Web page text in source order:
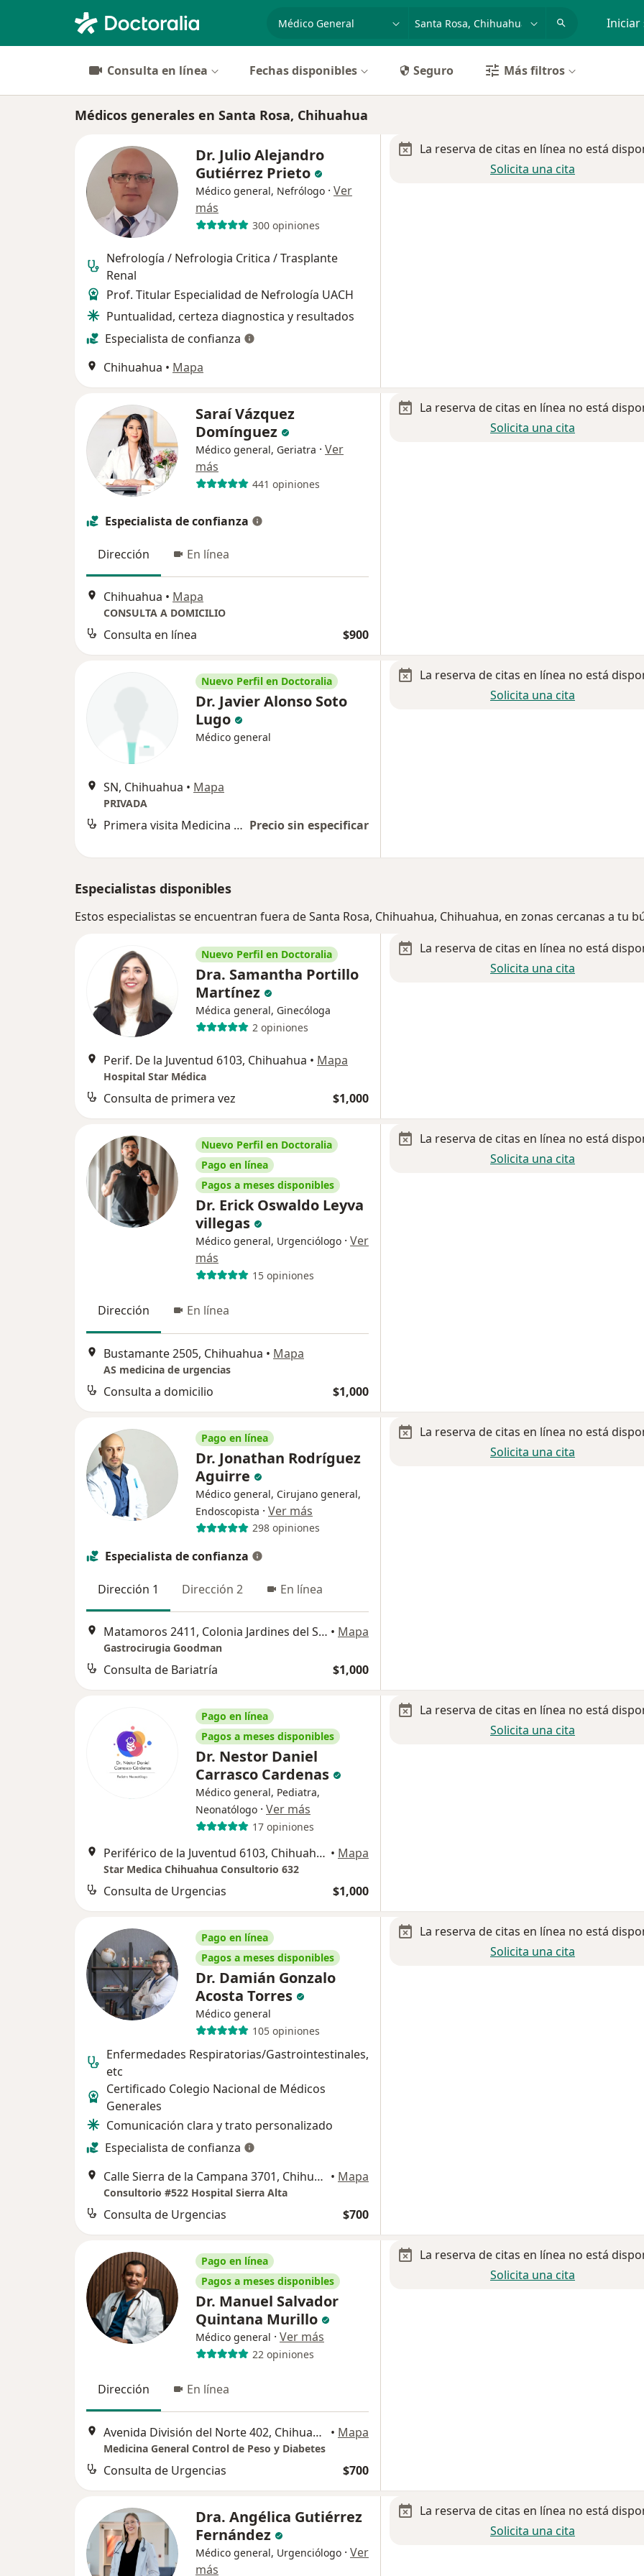
especialidad, enfermedad o nombre Iniciar
Consulta en línea Fechas disponibles Seguro Más filtros
Médicos generales en Santa Rosa, Chihuahua
Dr. Julio Alejandro
Gutiérrez Prieto
Médico general, Nefrólogo · Ver
más
300 opiniones
Nefrología / Nefrologia Critica / Trasplante
Renal
Prof. Titular Especialidad de Nefrología UACH
Puntualidad, certeza diagnostica y resultados
Especialista de confianza
Chihuahua • Mapa
La reserva de citas en línea no está
Solicita una cita
Saraí Vázquez
Domínguez
Médico general, Geriatra · Ver
más
441 opiniones
Especialista de confianza
Dirección En línea
Chihuahua • Mapa
CONSULTA A DOMICILIO
Consulta en línea $900
La reserva de citas en línea no está
Solicita una cita
Nuevo Perfil en Doctoralia
Dr. Javier Alonso Soto
Lugo
Médico general
SN, Chihuahua • Mapa
PRIVADA
Primera visita Medicina General Precio sin especificar
La reserva de citas en línea no está
Solicita una cita
Especialistas disponibles
Estos especialistas se encuentran fuera de Santa Rosa, Chihuahua, Chihuahua, en zonas cercanas a tu
Nuevo Perfil en Doctoralia
Dra. Samantha Portillo
Martínez
Médica general, Ginecóloga
2 opiniones
Perif. De la Juventud 6103, Chihuahua • Mapa
Hospital Star Médica
Consulta de primera vez $1,000
La reserva de citas en línea no está
Solicita una cita
Nuevo Perfil en Doctoralia
Pago en línea
Pagos a meses disponibles
Dr. Erick Oswaldo Leyva
villegas
Médico general, Urgenciólogo · Ver
más
15 opiniones
Dirección En línea
Bustamante 2505, Chihuahua • Mapa
AS medicina de urgencias
Consulta a domicilio $1,000
La reserva de citas en línea no está
Solicita una cita
Pago en línea
Dr. Jonathan Rodríguez
Aguirre
Médico general, Cirujano general,
Endoscopista · Ver más
298 opiniones
Especialista de confianza
Dirección 1 Dirección 2 En línea
Matamoros 2411, Colonia Jardines del Santuario, Chihuahua • Mapa
Gastrocirugia Goodman
Consulta de Bariatría $1,000
La reserva de citas en línea no está
Solicita una cita
Pago en línea
Pagos a meses disponibles
Dr. Nestor Daniel
Carrasco Cardenas
Médico general, Pediatra,
Neonatólogo · Ver más
17 opiniones
Periférico de la Juventud 6103, Chihuahua • Mapa
Star Medica Chihuahua Consultorio 632
Consulta de Urgencias $1,000
La reserva de citas en línea no está
Solicita una cita
Pago en línea
Pagos a meses disponibles
Dr. Damián Gonzalo
Acosta Torres
Médico general
105 opiniones
Enfermedades Respiratorias/Gastrointestinales,
etc
Certificado Colegio Nacional de Médicos
Generales
Comunicación clara y trato personalizado
Especialista de confianza
Calle Sierra de la Campana 3701, Chihuahua • Mapa
Consultorio #522 Hospital Sierra Alta
Consulta de Urgencias $700
La reserva de citas en línea no está
Solicita una cita
Pago en línea
Pagos a meses disponibles
Dr. Manuel Salvador
Quintana Murillo
Médico general · Ver más
22 opiniones
Dirección En línea
Avenida División del Norte 402, Chihuahua • Mapa
Medicina General Control de Peso y Diabetes
Consulta de Urgencias $700
La reserva de citas en línea no está
Solicita una cita
Dra. Angélica Gutiérrez
Fernández
Médico general, Urgenciólogo · Ver
más
La reserva de citas en línea no está
Solicita una cita